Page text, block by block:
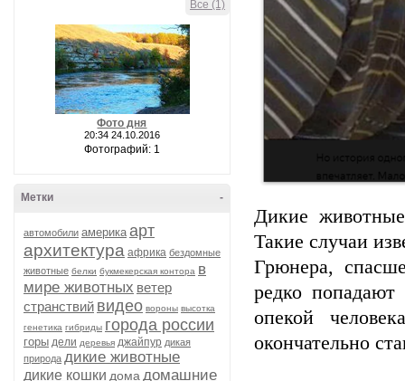
Все (1)
Фото дня
20:34 24.10.2016
Фотографий: 1
-
Метки
автомобили америка арт
архитектура африка бездомные
животные белки букмекерская контора в
мире животных ветер
странствий видео вороны высотка
генетика гибриды города россии
горы дели деревья джайпур дикая
природа дикие животные
дикие кошки дома домашние
Дикие
Такие случаи
Грюнера,
редко
опекой
окончательно